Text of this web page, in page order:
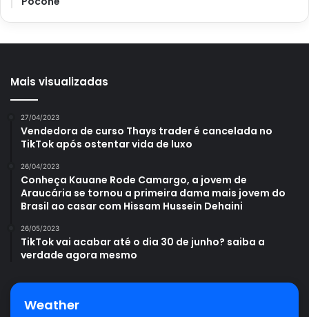
Mais visualizadas
27/04/2023
Vendedora de curso Thays trader é cancelada no
TikTok após ostentar vida de luxo
26/04/2023
Conheça Kauane Rode Camargo, a jovem de
Araucária se tornou a primeira dama mais jovem do
Brasil ao casar com Hissam Hussein Dehaini
26/05/2023
TikTok vai acabar até o dia 30 de junho? saiba a
verdade agora mesmo
Weather